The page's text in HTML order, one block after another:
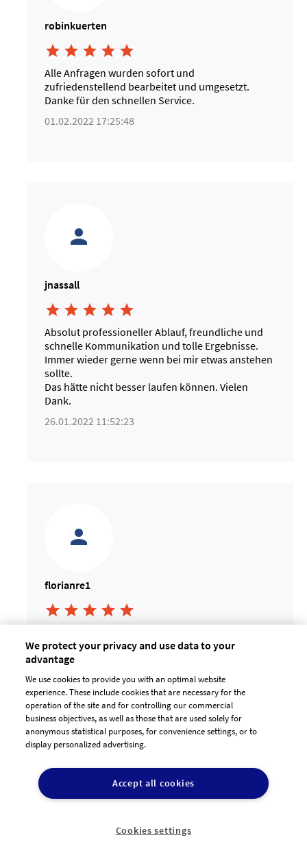
robinkuerten
    
Alle Anfragen wurden sofort und
zufriedenstellend bearbeitet und umgesetzt.
Danke für den schnellen Service.
01.02.2022 17:25:48
jnassall
    
Absolut professioneller Ablauf, freundliche und
schnelle Kommunikation und tolle Ergebnisse.
Immer wieder gerne wenn bei mir etwas anstehen
sollte.
Das hätte nicht besser laufen können. Vielen
Dank.
26.01.2022 11:52:23
florianre1
    
haben mir sehr gefallen :)
20.01.2022 12:48:28
ursulaholsten

We protect your privacy and use data to your
advantage
We use cookies to provide you with an optimal website
experience. These include cookies that are necessary for the
operation of the site and for controlling our commercial
business objectives, as well as those that are used solely for
anonymous statistical purposes, for convenience settings, or to
display personalized advertising.
Accept all cookies
Cookies settings